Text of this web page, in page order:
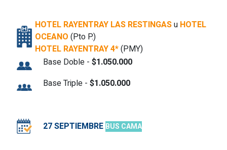
HOTEL RAYENTRAY LAS RESTINGASu HOTEL
OCEANO (Pto P.)
HOTEL RAYENTRAY 4*(PMY)
Base Doble - $1.050.000
Base Triple - $1.050.000
27 SEPTIEMBRE BUS CAMA